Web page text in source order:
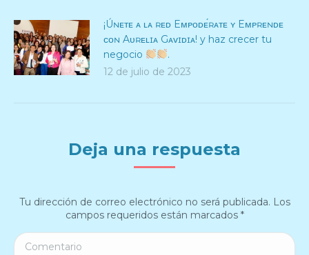
¡Úɴᴇᴛᴇ ᴀ ʟᴀ ʀᴇᴅ Eᴍᴘᴏᴅᴇ́ʀᴀᴛᴇ ʏ Eᴍᴘʀᴇɴᴅᴇ
ᴄᴏɴ Aᴜʀᴇʟɪᴀ Gᴀᴠɪᴅɪᴀ! y haz crecer tu
negocio
.
12 de julio de 2023
Deja una respuesta
Tu dirección de correo electrónico no será publicada. Los
campos requeridos están marcados *
Comentario